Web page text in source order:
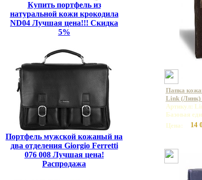
Купить портфель из
натуральной кожи крокодила
ND04 Лучшая цена!!! Скидка
5%
Портфель мужской кожаный на
два отделения Giorgio Ferretti
076 008 Лучшая цена!
Распродажа
Папка
Link (Линк)
Артикул:
Базовая
Цена:
14